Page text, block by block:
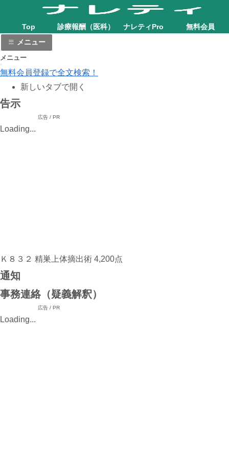
Top 診療報酬（医科） ナレティPro
無料会員
メニュー
メニュー
無料会員登録で全文検索！
新しいタブで開く
告示
広告 / PR
Loading...
Ｋ８３２ 精巣上体摘出術 4,200点
通知
事務連絡（疑義解釈）
広告 / PR
Loading...